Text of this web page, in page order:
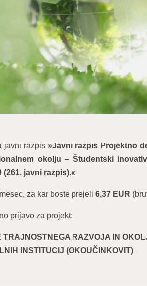
javni razpis »Javni razpis Projektno
okolju – Študentski
(261. javni razpis).«
za kar boste prejeli6,37 EUR
prijavo za projekt:
RAZVOJA IN
INSTITUCIJ (OKOUČINKOVIT)